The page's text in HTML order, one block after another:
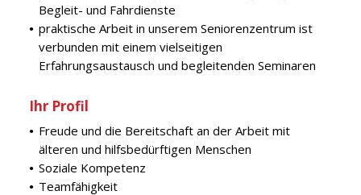
Begleit- und Fahrdienste
praktische Arbeit in unserem Seniorenzentrum ist
verbunden mit einem vielseitigen
Erfahrungsaustausch und begleitenden Seminaren
Ihr Profil
Freude und die Bereitschaft an der Arbeit mit
älteren und hilfsbedürftigen Menschen
Soziale Kompetenz
Teamfähigkeit